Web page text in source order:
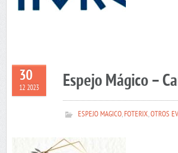
30
12 2023 Espejo Mágico –
ESPEJO MAGICO,FOTERIX,OTROS